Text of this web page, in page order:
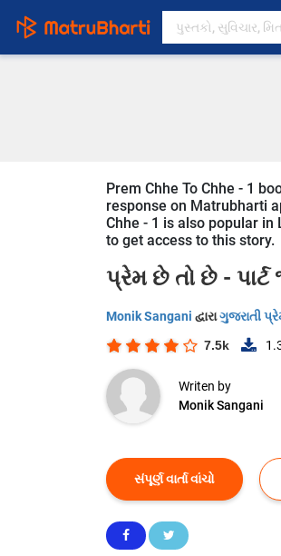
Prem Chhe To Chhe - 1
response on Matrubharti
Chhe - 1 is also popular
to get access to this story.
પ્રેમ છે તો છે - પાર્ટ
Monik Sangani દ્વારાગુજરાતી
7.5k
Writen by
Monik Sangani
સંપૂર્ણ વાર્તા વાંચો